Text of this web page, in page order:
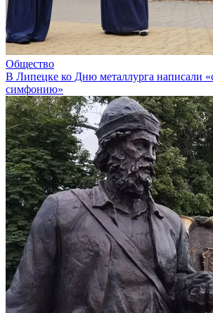
Общество
В Липецке ко Дню металлурга написали
симфонию»